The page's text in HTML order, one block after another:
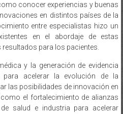
conocer experiencias y buenas
en distintos países de la
entre especialistas hizo un
en el abordaje de estas
para los pacientes.
y la generación de evidencia
para acelerar la evolución de la
las posibilidades de innovación en
el fortalecimiento de alianzas
salud e industria para acelerar